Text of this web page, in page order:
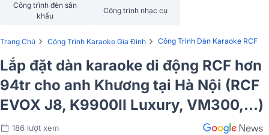
Công trình đèn sân
khấu
Công trình nhạc cụ
Trang Chủ › Công Trình Karaoke Gia Đình › Công Trình Dàn Karaoke RCF
Lắp đặt dàn karaoke di động RCF hơn
94tr cho anh Khương tại Hà Nội (RCF
EVOX J8, K9900II Luxury, VM300,…)
186 lượt xem